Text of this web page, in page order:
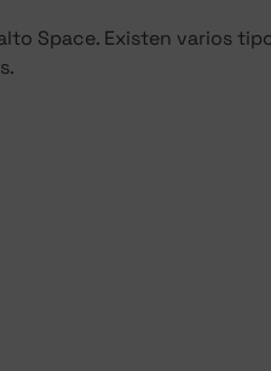
Space. Existen varios